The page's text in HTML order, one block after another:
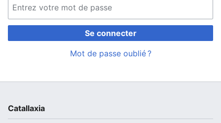
Se connecter
Mot de passe oublié ?
Catallaxia